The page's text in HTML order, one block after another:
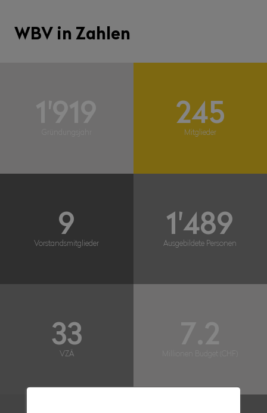
WBV in Zahlen
245
Mitglieder
9
Vorstandsmitglieder 1'489
Ausgebildete Personen
33
VZÄ